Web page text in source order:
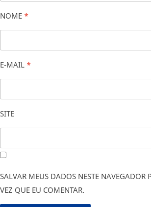
NOME *
E-MAIL *
SITE
SALVAR MEUS DADOS NESTE NAVEGADOR
VEZ QUE EU COMENTAR.